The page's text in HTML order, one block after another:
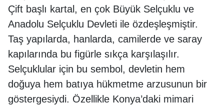
Çift başlı kartal, en çok Büyük Selçuklu ve
Anadolu Selçuklu Devleti ile özdeşleşmiştir.
Taş yapılarda, hanlarda, camilerde ve saray
kapılarında bu figürle sıkça karşılaşılır.
Selçuklular için bu sembol, devletin hem
doğuya hem batıya hükmetme arzusunun bir
göstergesiydi. Özellikle Konya’daki mimari